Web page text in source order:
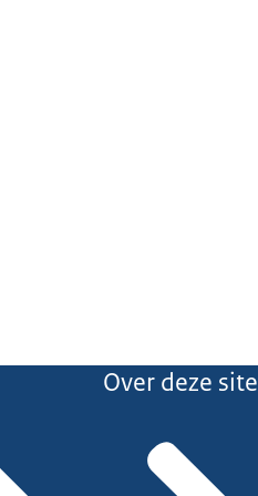
Over deze site